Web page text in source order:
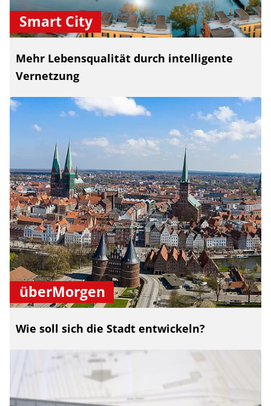
Smart City
Mehr Lebensqualität durch intelligente
Vernetzung
überMorgen
Wie soll sich die Stadt entwickeln?